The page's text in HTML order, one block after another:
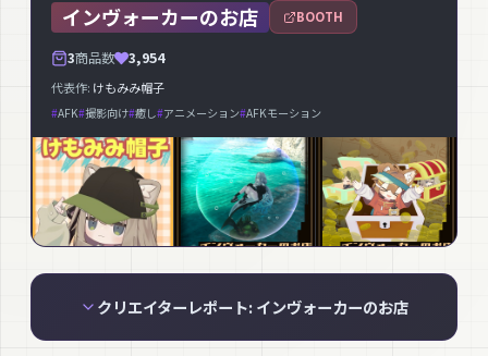
インヴォーカーのお店 BOOTH
3商品数 3,954
代表作: けもみみ帽子
#AFK#撮影向け#癒し#アニメーション#AFKモーション
クリエイターレポート: インヴォーカーのお店